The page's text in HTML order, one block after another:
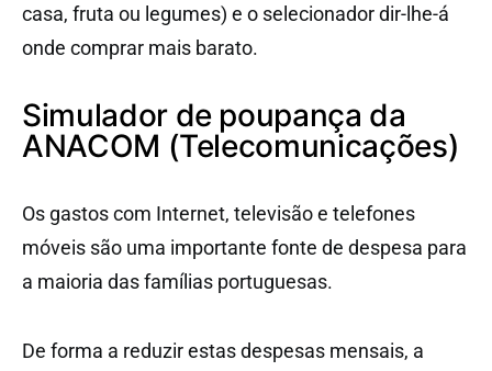
casa, fruta ou legumes) e o selecionador dir-lhe-á
onde comprar mais barato.
Simulador de poupança da
ANACOM (Telecomunicações)
Os gastos com Internet, televisão e telefones
móveis são uma importante fonte de despesa para
a maioria das famílias portuguesas.
De forma a reduzir estas despesas mensais, a